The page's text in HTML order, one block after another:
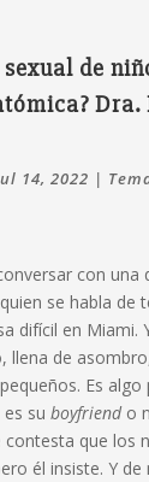
de
Dra.
14, 2022 |
con una
se habla de
difícil en Miami.
llena de
Es algo
su boyfriendo
contesta que los
él insiste. Y